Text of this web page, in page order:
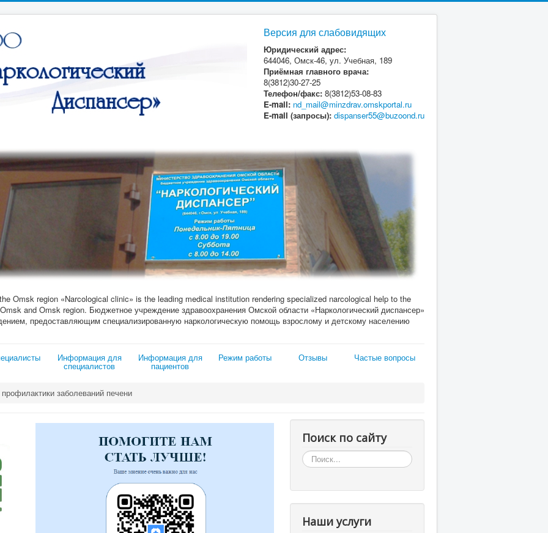
Версия для слабовидящих
Юридический адрес:
644046, Омск-46, ул. Учебная, 189
Приёмная главного врача:
8(3812)30-27-25
Телефон/факс: 8(3812)53-08-83
E-mail: nd_mail@minzdrav.omskportal.ru
E-mail (запросы): dispanser55@buzoond.ru
Omsk region «Narcological clinic» is the leading medical institution rendering specialized narcological help to the
and Omsk region. Бюджетное учреждение здравоохранения Омской области «Наркологический диспансер»
предоставляющим специализированную наркологическую помощь взрослому и детскому населению
Информация для
специалистов
Информация для
пациентов
Режим работы Отзывы Частые вопросы
заболеваний печени
Поиск по сайту
Искать...
Наши услуги